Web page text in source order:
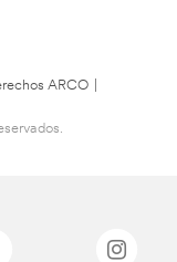
ARCO